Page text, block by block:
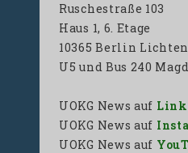
Ruschestraße 103
Haus 1, 6. Etage
10365 Berlin
U5 und Bus 240
UOKG News auf
UOKG News auf
UOKG News auf